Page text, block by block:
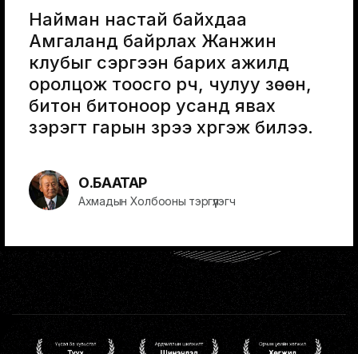
Найман настай байхдаа
Амгаланд байрлах Жанжин
клубыг сэргээн барих ажилд
оролцож тоосго үүрч, чулуу зөөн,
битон битоноор усанд явах
зэрэгт гарын үзүүрээ хүргэж билээ.
О.БААТАР
Ахмадын Холбооны тэргүүлэгч